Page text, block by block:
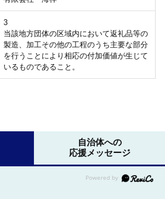
3
当該地方団体の区域内において返礼品等の
製造、加工その他の工程のうち主要な部分
を行うことにより相応の付加価値が生じて
いるものであること。
自治体への
応援メッセージ